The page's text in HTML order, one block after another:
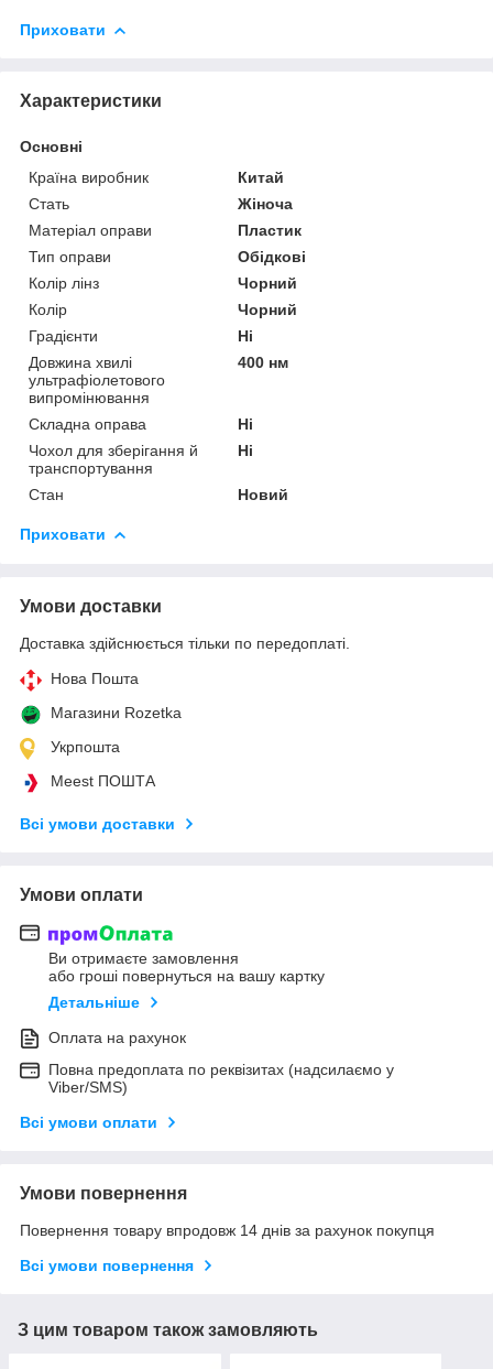
Приховати
Характеристики
Основні
Країна виробник
Китай
Стать
Жіноча
Матеріал оправи
Пластик
Тип оправи
Обідкові
Колір лінз
Чорний
Колір
Чорний
Градієнти
Ні
Довжина хвилі
ультрафіолетового
випромінювання
400 нм
Складна оправа
Ні
Чохол для зберігання й
транспортування
Ні
Стан Новий
Приховати
Умови доставки
Доставка здійснюється тільки по передоплаті.
Нова Пошта
Магазини Rozetka
Укрпошта
Meest ПОШТА
Всі умови доставки
Умови оплати
Ви отримаєте замовлення
або гроші повернуться на вашу картку
Детальніше
Оплата на рахунок
Повна предоплата по реквізитах (надсилаємо у
Viber/SMS)
Всі умови оплати
Умови повернення
Повернення товару впродовж 14 днів за рахунок покупця
Всі умови повернення
З цим товаром також замовляють